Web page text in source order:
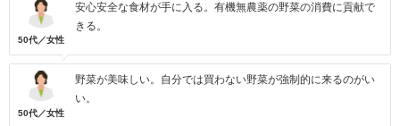
50代／女性
安心安全な食材が手に入る。有機無農薬の野菜の消費に貢献で
きる。
50代／女性
野菜が美味しい。自分では買わない野菜が強制的に来るのがい
い。